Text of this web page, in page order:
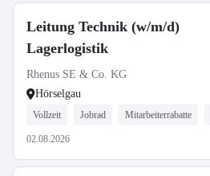
Leitung Technik (w/m/d)
Lagerlogistik
Rhenus SE & Co. KG
Hörselgau
Vollzeit Jobrad Mitarbeiterrabatte
02.08.2026